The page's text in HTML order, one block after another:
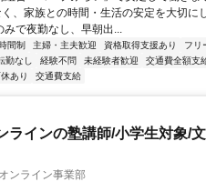
、家族との時間・生活の安定を大切に
で夜勤なし、早朝出...
間制 主婦・主夫歓迎 資格取得支援あり
フリ
勤なし 経験不問 未経験者歓迎
交通費全額支
あり 交通費支給
ラインの塾講師/小学生対象/
ンライン事業部